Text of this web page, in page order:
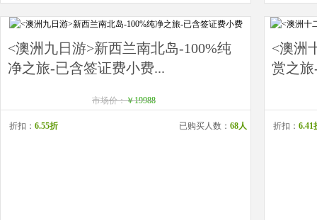
<澳洲九日游>新西兰南北岛-100%纯
净之旅-已含签证费小费...
市场价：￥19988
折扣： 6.55折 已购买人数： 68人
<澳洲
赏之
折扣： 6.41